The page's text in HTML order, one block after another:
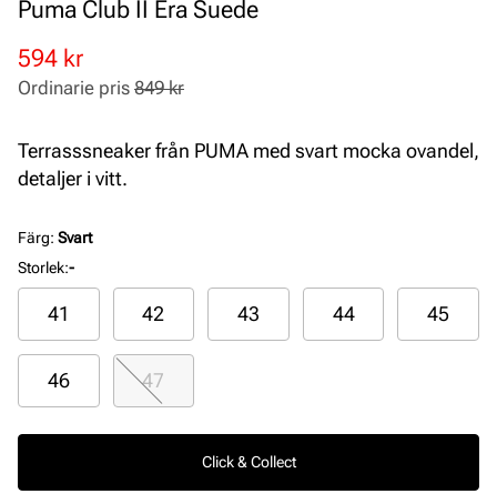
Puma Club II Era Suede
Rabatterat
pris
594 kr
Ordinarie
pris
Ordinarie pris 849 kr
Terrasssneaker från PUMA med svart mocka ovandel,
detaljer i vitt.
Färg: Svart
Storlek:-
41 42 43 44 45
46 47
Click & Collect